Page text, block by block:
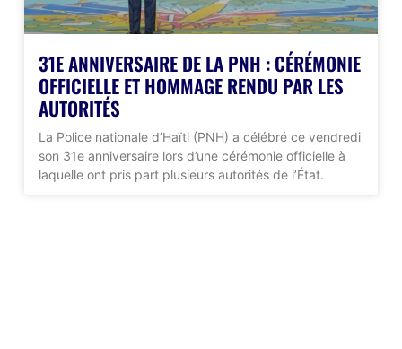
31E ANNIVERSAIRE DE LA PNH : CÉRÉMONIE
OFFICIELLE ET HOMMAGE RENDU PAR LES
AUTORITÉS
La Police nationale d’Haïti (PNH) a célébré ce vendredi
son 31e anniversaire lors d’une cérémonie officielle à
laquelle ont pris part plusieurs autorités de l’État.